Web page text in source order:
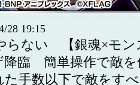
28 19:15
らない 【銀魂×モン
降臨 簡単操作で敵
手数以下で敵をす